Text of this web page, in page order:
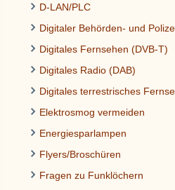
D-LAN/PLC
Digitaler Behörden- und
Digitales Fernsehen (DVB-T)
Digitales Radio (DAB)
Digitales terrestrisches
Elektrosmog vermeiden
Energiesparlampen
Flyers/Broschüren
Fragen zu Funklöchern